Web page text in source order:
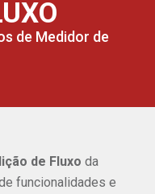
de Medidor de
de Fluxo da
funcionalidades e